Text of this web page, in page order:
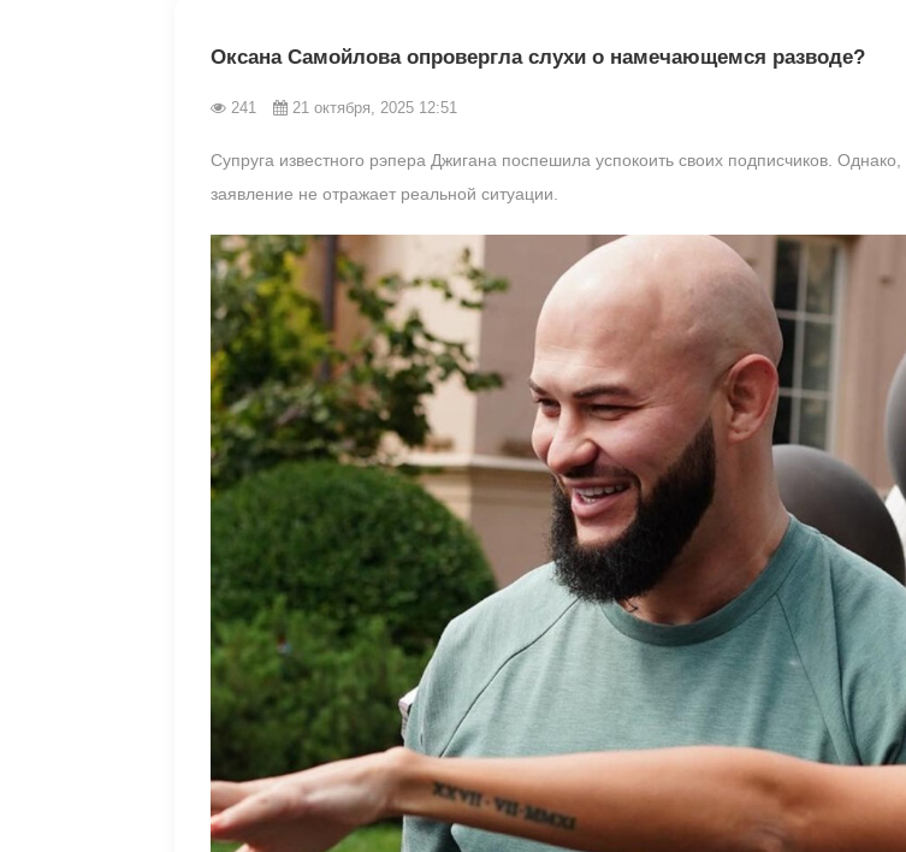
Оксана Самойлова опровергла слухи о намечающемся разводе?
241 21 октября, 2025 12:51
Супруга известного рэпера Джигана поспешила успокоить своих подписчиков.
заявление не отражает реальной ситуации.